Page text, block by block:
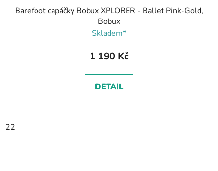
Barefoot capáčky Bobux XPLORER - Ballet Pink-Gold,
Bobux
Skladem*
1 190 Kč
DETAIL
22